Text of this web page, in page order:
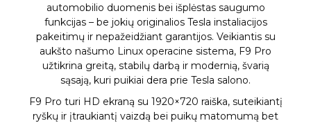
automobilio duomenis bei išplėstas saugumo
funkcijas – be jokių originalios Tesla instaliacijos
pakeitimų ir nepažeidžiant garantijos. Veikiantis su
aukšto našumo Linux operacine sistema, F9 Pro
užtikrina greitą, stabilų darbą ir modernią, švarią
sąsają, kuri puikiai dera prie Tesla salono.
F9 Pro turi HD ekraną su 1920×720 raiška, suteikiantį
ryškų ir įtraukiantį vaizdą bei puikų matomumą bet